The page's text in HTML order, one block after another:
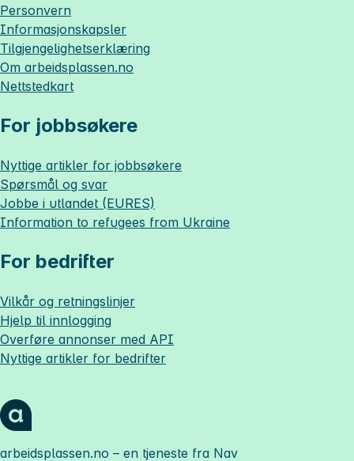
Personvern
Informasjonskapsler
Tilgjengelighetserklæring
Om arbeidsplassen.no
Nettstedkart
For jobbsøkere
Nyttige artikler for jobbsøkere
Spørsmål og svar
Jobbe i utlandet (EURES)
Information to refugees from Ukraine
For bedrifter
Vilkår og retningslinjer
Hjelp til innlogging
Overføre annonser med API
Nyttige artikler for bedrifter
arbeidsplassen.no – en tjeneste fra Nav